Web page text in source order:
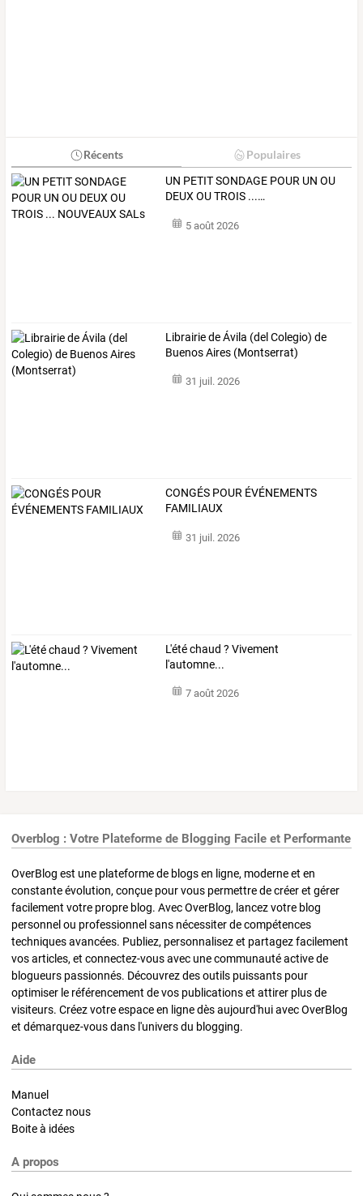
Récents Populaires
UN PETITSONDAGE POUR UN OU
DEUXOUTROIS ...…
5 août 2026
Librairie de Ávila (del Colegio) de
Buenos Aires (Montserrat)
31 juil. 2026
CONGÉS POUR ÉVÉNEMENTS
FAMILIAUX
31 juil. 2026
L'été chaud ? Vivement
l'automne...
7 août 2026
Overblog : Votre Plateforme de Blogging Facile et Performante
OverBlog est une plateforme de blogs en ligne, moderne et en
constante évolution, conçue pour vous permettre de créer et gérer
facilement votre propre blog. Avec OverBlog, lancez votre blog
personnel ou professionnel sans nécessiter de compétences
techniques avancées. Publiez, personnalisez et partagez facilement
vos articles, et connectez-vous avec une communauté active de
blogueurs passionnés. Découvrez des outils puissants pour
optimiser le référencement de vos publications et attirer plus de
visiteurs. Créez votre espace en ligne dès aujourd'hui avec OverBlog
et démarquez-vous dans l'univers du blogging.
Aide
Manuel
Contactez nous
Boite à idées
A propos